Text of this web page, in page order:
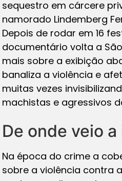
sequestro em cárcere
namorado Lindemberg
Depois de rodar em 16
documentário volta a
mais sobre a exibição
banaliza a violência e
muitas vezes
machistas e agressivos
De onde veio
Na época do crime a
sobre a violência contra